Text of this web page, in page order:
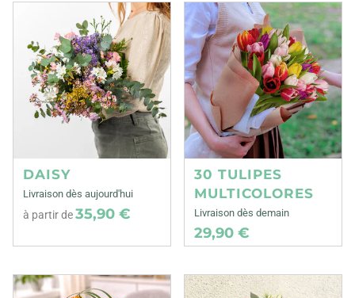
DAISY
Livraison dès aujourd'hui
à partir de35,90 €
30 TULIPES
MULTICOLORES
Livraison dès demain
29,90 €